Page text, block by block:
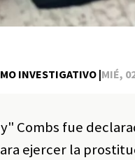
INVESTIGATIVO |MIÉ,
Combs fue
ejercer la